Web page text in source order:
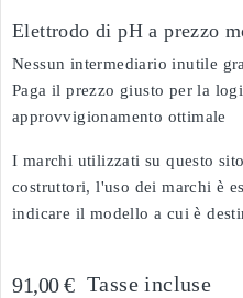
Elettrodo di pH a prezzo
Nessun intermediario inutile
Paga il prezzo giusto per la
approvvigionamento ottimale
I marchi utilizzati su questo
costruttori, l'uso dei marchi è
indicare il modello a cui è
91,00 € Tasse incluse